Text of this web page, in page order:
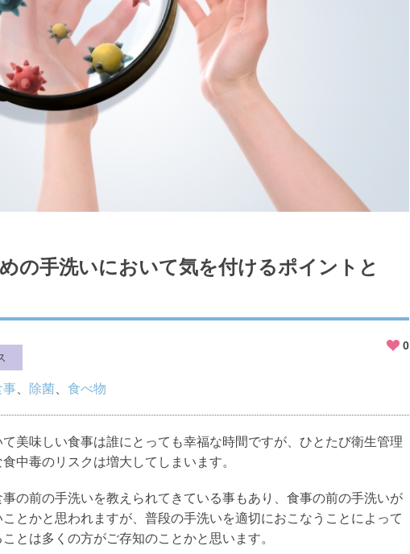
の手洗いにおいて気を付けるポイントと
0
事 除菌 食べ物
美味しい食事は誰にとっても幸福な時間ですが、ひとたび衛生管理
中毒のリスクは増大してしまいます。
の前の手洗いを教えられてきている事もあり、食事の前の手洗いが
とかと思われますが、普段の手洗いを適切におこなうことによって
とは多くの方がご存知のことかと思います。